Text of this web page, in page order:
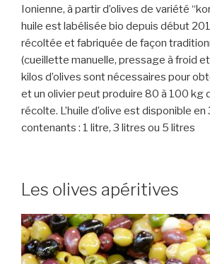
Ionienne, à partir d’olives de variété
huile est labélisée bio depuis début
récoltée et fabriquée de façon
(cueillette manuelle, pressage à froid
kilos d’olives sont nécessaires pour
et un olivier peut produire 80 à 100 kg
récolte. L’huile d’olive est disponible
contenants : 1 litre, 3 litres ou 5 litres
Les olives apéritives